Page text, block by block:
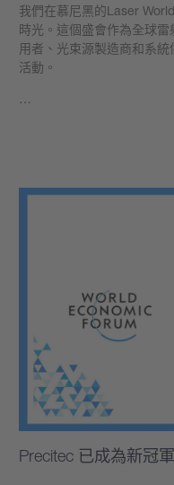
我們在慕尼黑的Laser
時光。這個盛會作為全球
用者、光束源製造商和系
活動。
…
Precitec 已成為新冠